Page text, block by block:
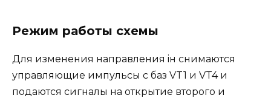
Режим работы схемы
Для изменения направления iн снимаются
управляющие импульсы с баз VT1 и VT4 и
подаются сигналы на открытие второго и